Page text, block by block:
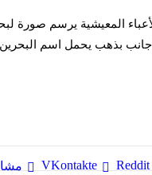
المعيشية يرسم
بذهب يحمل اسم